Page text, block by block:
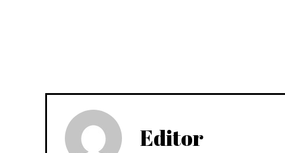
Editor